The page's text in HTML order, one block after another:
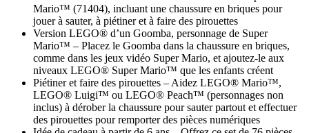
Mario™ (71404), incluant une chaussure en briques pour
jouer à sauter, à piétiner et à faire des pirouettes
Version LEGO® d’un Goomba, personnage de Super
Mario™ – Placez le Goomba dans la chaussure en briques,
comme dans les jeux vidéo Super Mario, et ajoutez-le aux
niveaux LEGO® Super Mario™ que les enfants créent
Piétiner et faire des pirouettes – Aidez LEGO® Mario™,
LEGO® Luigi™ ou LEGO® Peach™ (personnages non
inclus) à dérober la chaussure pour sauter partout et effectuer
des pirouettes pour remporter des pièces numériques